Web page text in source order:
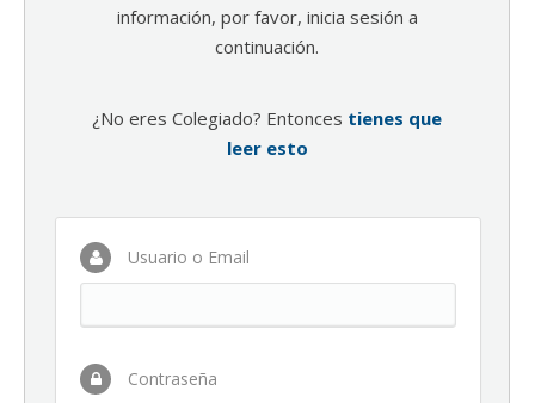
información, por favor, inicia sesión a
continuación.
¿No eres Colegiado? Entonces tienes que
leer esto
Usuario o Email
Contraseña